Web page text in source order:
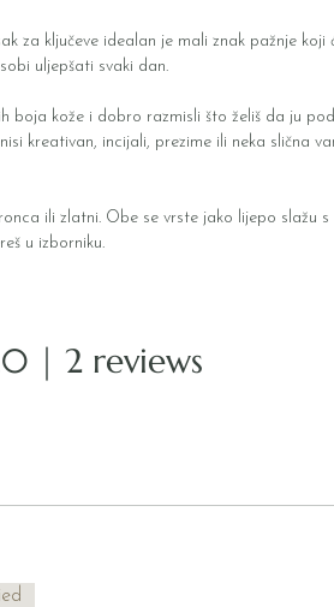
za ključeve idealan je mali znak pažnje koji
uljepšati svaki dan.
boja kože i dobro razmisli što želiš da ju
kreativan, incijali, prezime ili neka slična
ili zlatni. Obe se vrste jako lijepo slažu s
u izborniku.
| 2 reviews